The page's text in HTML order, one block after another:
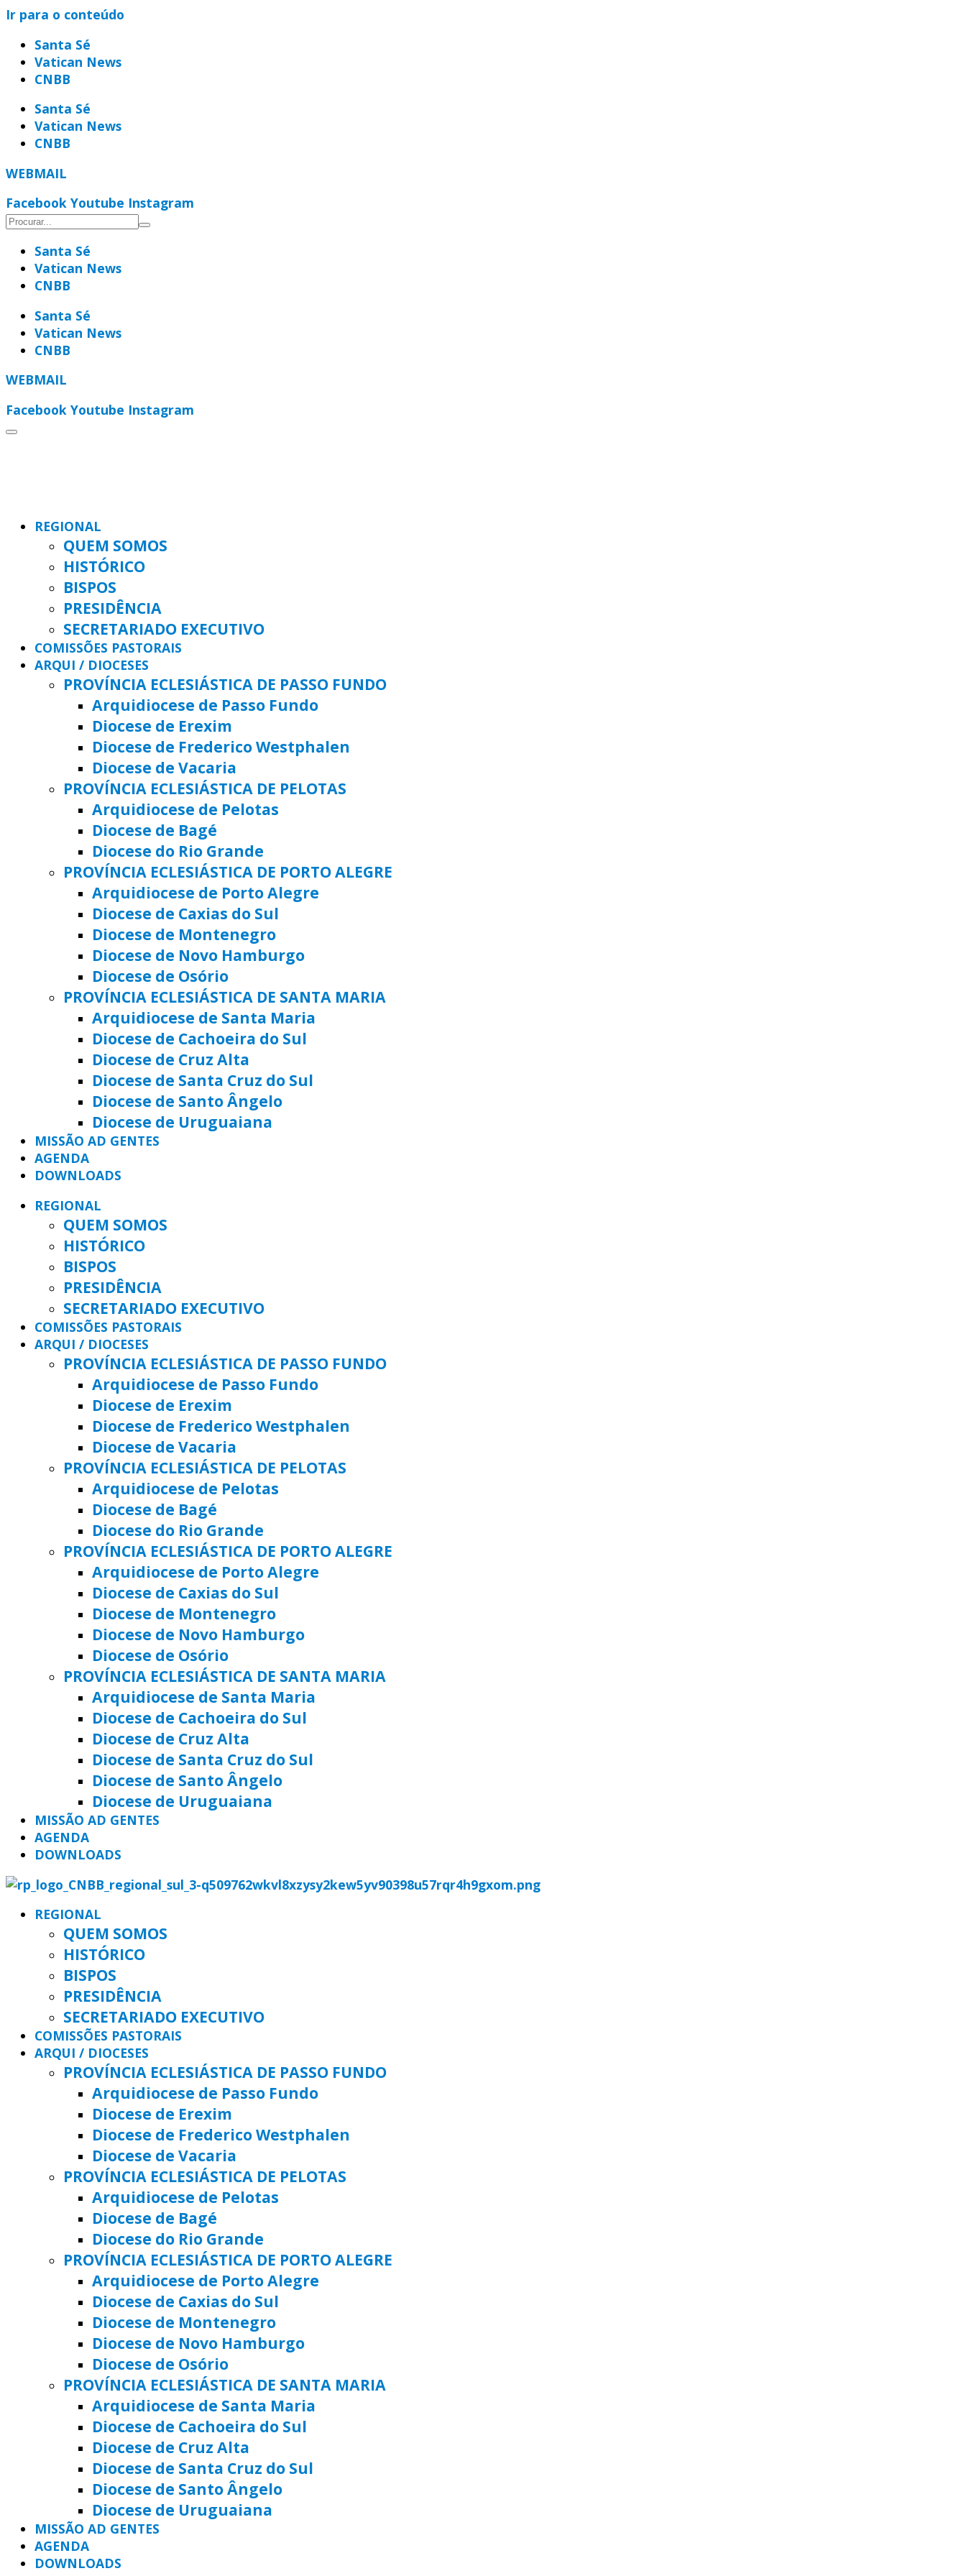
Ir para o conteúdo
Santa Sé
Vatican News
CNBB
Santa Sé
Vatican News
CNBB
WEBMAIL
Facebook Youtube Instagram
Santa Sé
Vatican News
CNBB
Santa Sé
Vatican News
CNBB
WEBMAIL
Facebook Youtube Instagram
REGIONAL
QUEM SOMOS
HISTÓRICO
BISPOS
PRESIDÊNCIA
SECRETARIADO EXECUTIVO
COMISSÕES PASTORAIS
ARQUI / DIOCESES
PROVÍNCIA ECLESIÁSTICA DE PASSO FUNDO
Arquidiocese de Passo Fundo
Diocese de Erexim
Diocese de Frederico Westphalen
Diocese de Vacaria
PROVÍNCIA ECLESIÁSTICA DE PELOTAS
Arquidiocese de Pelotas
Diocese de Bagé
Diocese do Rio Grande
PROVÍNCIA ECLESIÁSTICA DE PORTO ALEGRE
Arquidiocese de Porto Alegre
Diocese de Caxias do Sul
Diocese de Montenegro
Diocese de Novo Hamburgo
Diocese de Osório
PROVÍNCIA ECLESIÁSTICA DE SANTA MARIA
Arquidiocese de Santa Maria
Diocese de Cachoeira do Sul
Diocese de Cruz Alta
Diocese de Santa Cruz do Sul
Diocese de Santo Ângelo
Diocese de Uruguaiana
MISSÃO AD GENTES
AGENDA
DOWNLOADS
REGIONAL
QUEM SOMOS
HISTÓRICO
BISPOS
PRESIDÊNCIA
SECRETARIADO EXECUTIVO
COMISSÕES PASTORAIS
ARQUI / DIOCESES
PROVÍNCIA ECLESIÁSTICA DE PASSO FUNDO
Arquidiocese de Passo Fundo
Diocese de Erexim
Diocese de Frederico Westphalen
Diocese de Vacaria
PROVÍNCIA ECLESIÁSTICA DE PELOTAS
Arquidiocese de Pelotas
Diocese de Bagé
Diocese do Rio Grande
PROVÍNCIA ECLESIÁSTICA DE PORTO ALEGRE
Arquidiocese de Porto Alegre
Diocese de Caxias do Sul
Diocese de Montenegro
Diocese de Novo Hamburgo
Diocese de Osório
PROVÍNCIA ECLESIÁSTICA DE SANTA MARIA
Arquidiocese de Santa Maria
Diocese de Cachoeira do Sul
Diocese de Cruz Alta
Diocese de Santa Cruz do Sul
Diocese de Santo Ângelo
Diocese de Uruguaiana
MISSÃO AD GENTES
AGENDA
DOWNLOADS
REGIONAL
QUEM SOMOS
HISTÓRICO
BISPOS
PRESIDÊNCIA
SECRETARIADO EXECUTIVO
COMISSÕES PASTORAIS
ARQUI / DIOCESES
PROVÍNCIA ECLESIÁSTICA DE PASSO FUNDO
Arquidiocese de Passo Fundo
Diocese de Erexim
Diocese de Frederico Westphalen
Diocese de Vacaria
PROVÍNCIA ECLESIÁSTICA DE PELOTAS
Arquidiocese de Pelotas
Diocese de Bagé
Diocese do Rio Grande
PROVÍNCIA ECLESIÁSTICA DE PORTO ALEGRE
Arquidiocese de Porto Alegre
Diocese de Caxias do Sul
Diocese de Montenegro
Diocese de Novo Hamburgo
Diocese de Osório
PROVÍNCIA ECLESIÁSTICA DE SANTA MARIA
Arquidiocese de Santa Maria
Diocese de Cachoeira do Sul
Diocese de Cruz Alta
Diocese de Santa Cruz do Sul
Diocese de Santo Ângelo
Diocese de Uruguaiana
MISSÃO AD GENTES
AGENDA
DOWNLOADS